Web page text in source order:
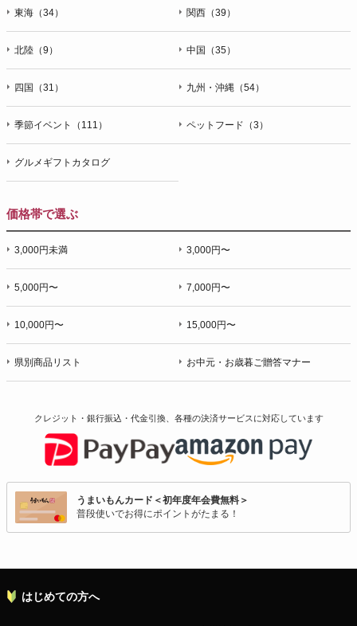
東海（34） 関西（39）
北陸（9） 中国（35）
四国（31） 九州・沖縄（54）
季節イベント（111） ペットフード（3）
グルメギフトカタログ
価格帯で選ぶ
3,000円未満 3,000円〜
5,000円〜 7,000円〜
10,000円〜 15,000円〜
県別商品リスト お中元・お歳暮ご贈答マナー
クレジット・銀行振込・代金引換、各種の決済サービスに対応しています
うまいもんカード＜初年度年会費無料＞
普段使いでお得にポイントがたまる！
はじめての方へ